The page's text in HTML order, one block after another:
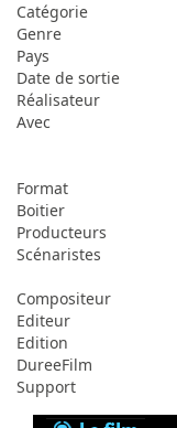
Catégorie
Genre
Pays
Date de sortie
Réalisateur
Avec
Format
Boitier
Producteurs
Scénaristes
Compositeur
Editeur
Edition
DureeFilm
Support